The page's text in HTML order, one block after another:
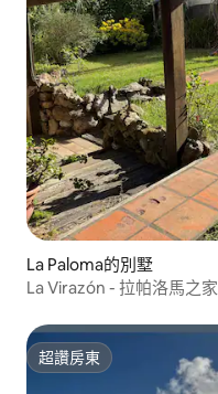
La Paloma的別墅
La Virazón - 拉帕洛馬之家
超讚房東
超讚房東